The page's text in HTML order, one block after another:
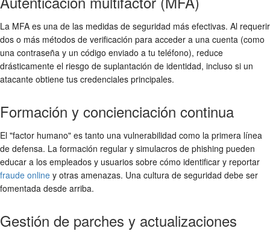
La MFA es una de las medidas de seguridad más efectivas. Al requerir
dos o más métodos de verificación para acceder a una cuenta (como
una contraseña y un código enviado a tu teléfono), reduce
drásticamente el riesgo de suplantación de identidad, incluso si un
atacante obtiene tus credenciales principales.
Formación y concienciación continua
El "factor humano" es tanto una vulnerabilidad como la primera línea
de defensa. La formación regular y simulacros de phishing pueden
educar a los empleados y usuarios sobre cómo identificar y reportar
fraude online y otras amenazas. Una cultura de seguridad debe ser
fomentada desde arriba.
Gestión de parches y actualizaciones